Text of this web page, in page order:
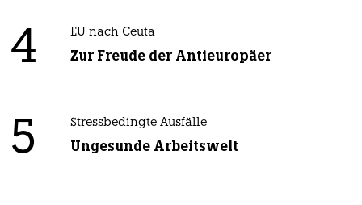
4 EU nach Ceuta
Zur Freude der Antieuropäer
5 Stressbedingte Ausfälle
Ungesunde Arbeitswelt